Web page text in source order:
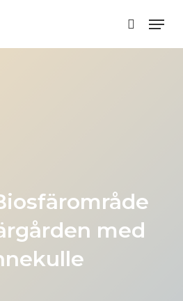
search
Menu
med